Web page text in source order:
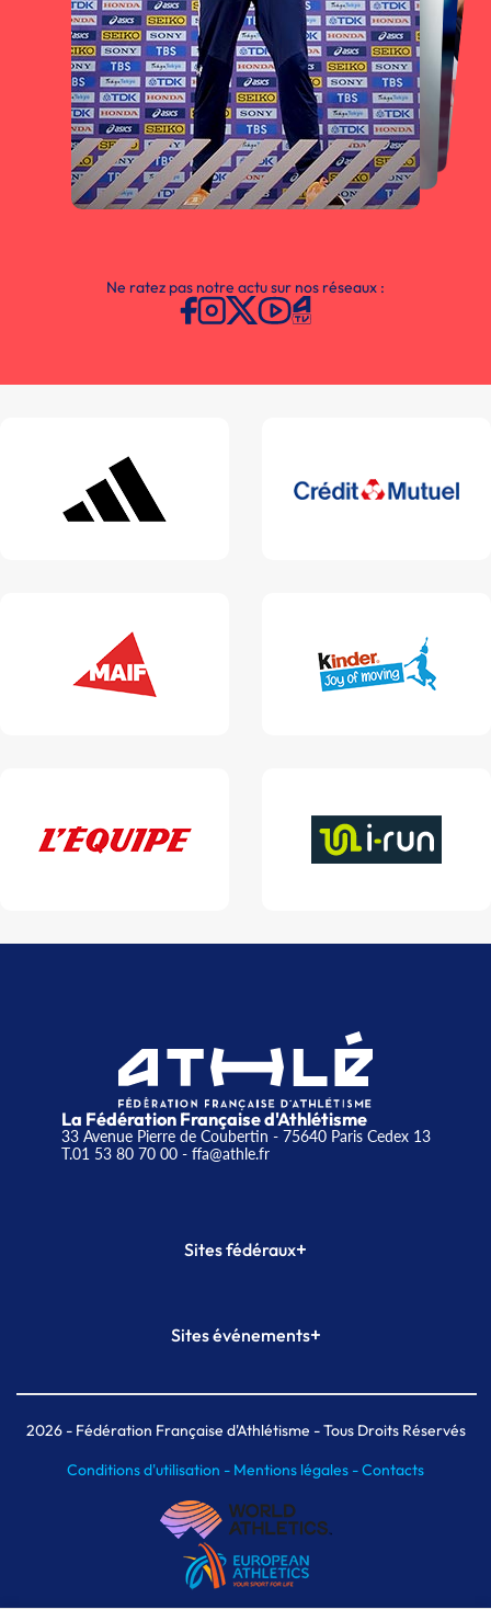
Ne ratez pas notre actu sur nos réseaux :
La Fédération Française d'Athlétisme
33 Avenue Pierre de Coubertin - 75640 Paris Cedex 13
T.01 53 80 70 00- ffa@athle.fr
Sites fédéraux+
Plateforme Formation
Sites événements+
Meeting de Paris indoor
MAIF Ekiden de Paris
2026- Fédération Française d'Athlétisme - Tous Droits Réservés
Conditions d'utilisation - Mentions légales -Contacts